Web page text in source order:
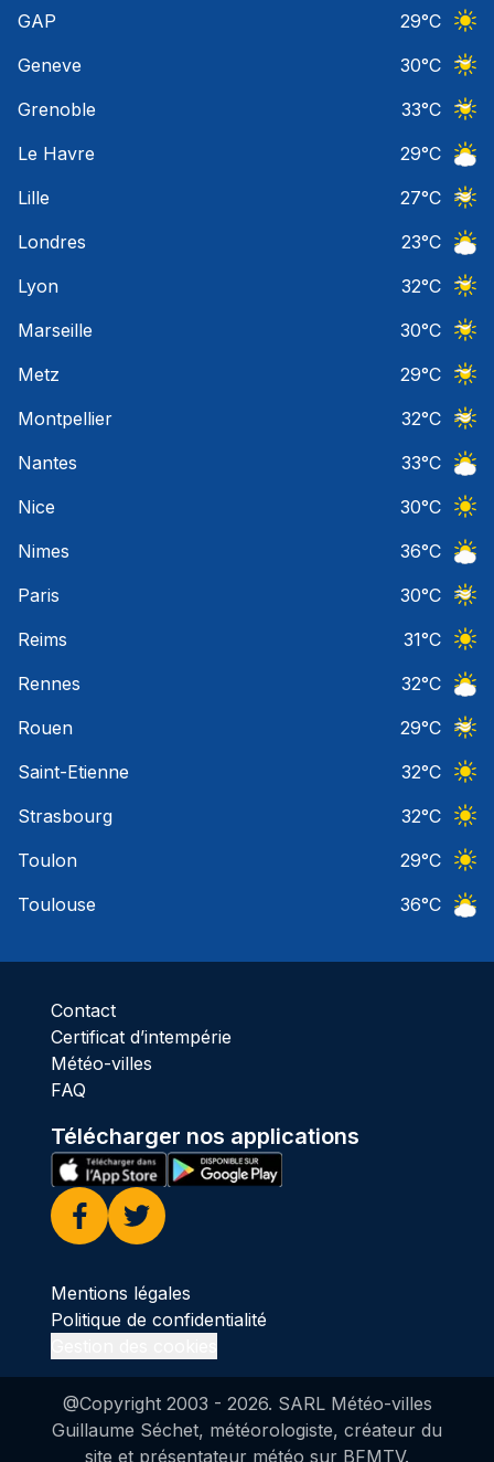
GAP
29°C
Geneve
30°C
Grenoble
33°C
Le Havre
29°C
Lille
27°C
Londres
23°C
Lyon
32°C
Marseille
30°C
Metz
29°C
Montpellier
32°C
Nantes
33°C
Nice
30°C
Nimes
36°C
Paris
30°C
Reims
31°C
Rennes
32°C
Rouen
29°C
Saint-Etienne
32°C
Strasbourg
32°C
Toulon
29°C
Toulouse
36°C
Contact
Certificat d’intempérie
Météo-villes
FAQ
Télécharger nos applications
Facebook
Twitter
Mentions légales
Politique de confidentialité
@Copyright 2003 - 2026. SARL Météo-villes
Guillaume Séchet, météorologiste, créateur du
site et présentateur météo sur BFMTV.